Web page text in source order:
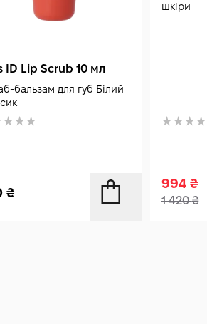
ID Lip Scrub 10 мл
бальзам для губ Білий
₴
шкіри
994 ₴
1 420₴